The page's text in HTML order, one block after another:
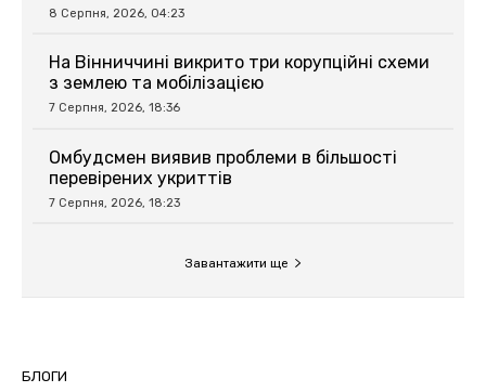
8 Серпня, 2026, 04:23
На Вінниччині викрито три корупційні схеми
з землею та мобілізацією
7 Серпня, 2026, 18:36
Омбудсмен виявив проблеми в більшості
перевірених укриттів
7 Серпня, 2026, 18:23
Завантажити ще